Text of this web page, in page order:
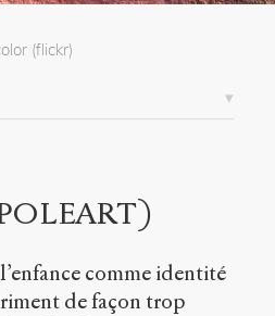
(flickr)
comme identité
de façon trop